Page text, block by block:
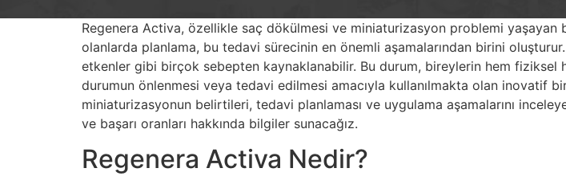
Regenera Activa, özellikle saç dökülmesi ve miniaturizasyon problemi
olanlarda planlama, bu tedavi sürecinin en önemli aşamalarından birini
etkenler gibi birçok sebepten kaynaklanabilir. Bu durum, bireylerin hem fiziksel
durumun önlenmesi veya tedavi edilmesi amacıyla kullanılmakta olan inovatif
miniaturizasyonun belirtileri, tedavi planlaması ve uygulama aşamalarını
ve başarı oranları hakkında bilgiler sunacağız.
Regenera Activa Nedir?